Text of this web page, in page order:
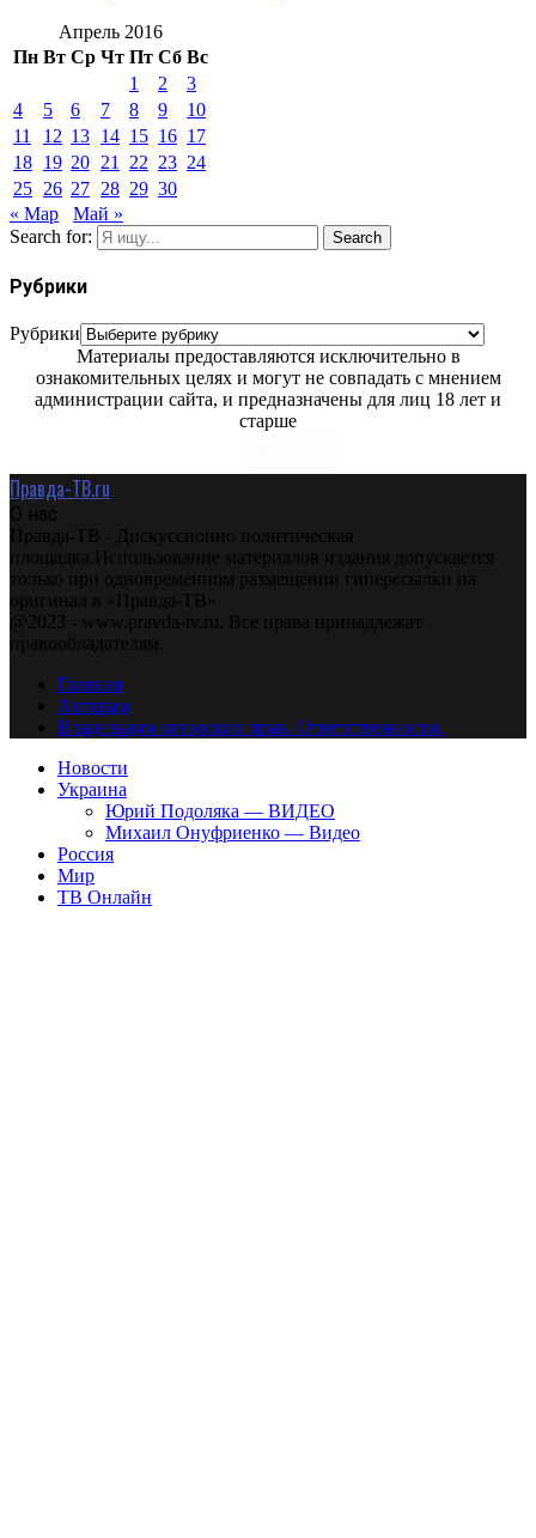
Апрель 2016
Пн Вт Ср Чт Пт Сб Вс
1
2
3
4
5 6 7 8 9
10
11
12 13 14 15 16 17
18 19 20 21 22 23 24
25 26 27 28 29 30
« Мар
Май »
Search for:
Search
Рубрики
Рубрики
Материалы предоставляются исключительно в
ознакомительных целях и могут не совпадать с мнением
администрации сайта, и предназначены для лиц 18 лет и
старше
Правда-ТВ.ru
О нас
Правда-ТВ - Дискуссионно политическая
площадка.Использование материалов издания допускается
только при одновременном размещении гиперссылки на
оригинал в «Правда-ТВ»
@2023 - www.pravda-tv.ru. Все права принадлежат
правообладателям.
Главная
Авторам
Владельцам авторских прав. Ответственности.
Новости
Украина
Юрий Подоляка — ВИДЕО
Михаил Онуфриенко — Видео
Россия
Мир
ТВ Онлайн